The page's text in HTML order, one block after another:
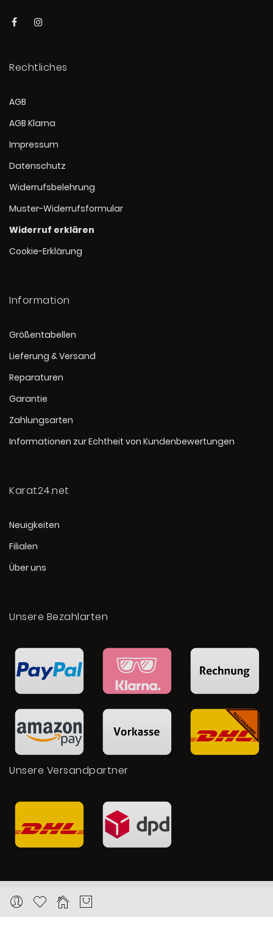
Rechtliches
AGB
AGB Klarna
Impressum
Datenschutz
Widerrufsbelehrung
Muster-Widerrufsformular
Widerruf erklären
Cookie-Erklärung
Information
Größentabellen
Lieferung & Versand
Reparaturen
Garantie
Zahlungsarten
Informationen zur Echtheit von Kundenbewertungen
Karat24.net
Neuigkeiten
Filialen
Über uns
Unsere Bezahlarten
Unsere Versandpartner
Copyright © 2026 Karat24.net